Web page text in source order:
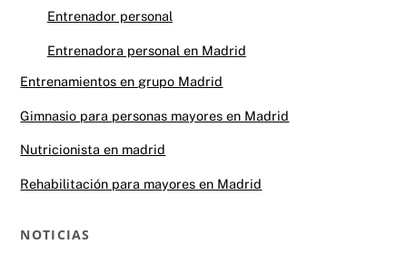
Entrenador personal
Entrenadora personal en Madrid
Entrenamientos en grupo Madrid
Gimnasio para personas mayores en Madrid
Nutricionista en madrid
Rehabilitación para mayores en Madrid
NOTICIAS